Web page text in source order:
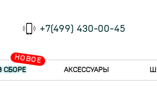
+7(499) 430-00-45
НОВОЕ
СБОРЕ АКСЕССУАРЫ